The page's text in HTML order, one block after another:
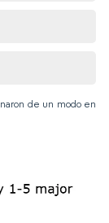
de un modo en